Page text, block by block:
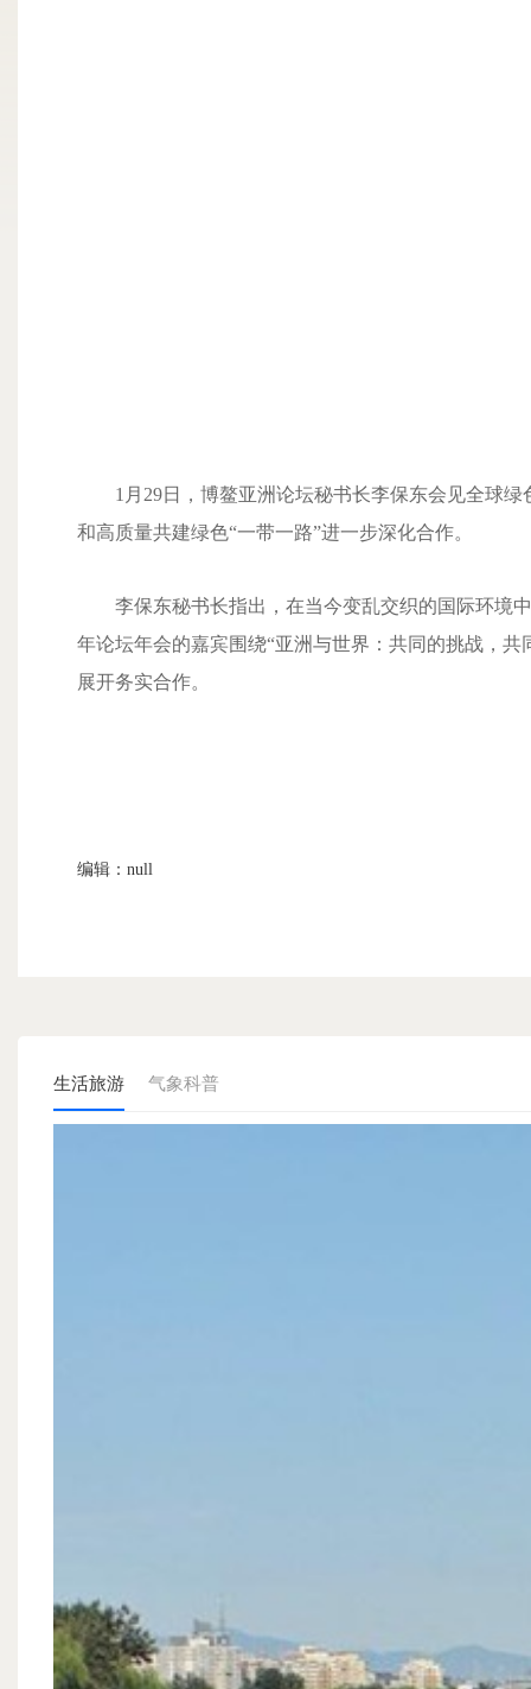
1月29日，博鳌亚洲论坛秘书长李保东会见全球绿
和高质量共建绿色“一带一路”进一步深化合作。
李保东秘书长指出，在当今变乱交织的国际环境中
年论坛年会的嘉宾围绕“亚洲与世界：共同的挑战，
展开务实合作。
编辑：null
生活旅游 气象科普